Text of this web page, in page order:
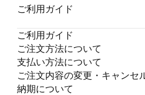
ご利用ガイド
ご利用ガイド
ご注文方法について
支払い方法について
ご注文内容の変更・キャンセ
納期について